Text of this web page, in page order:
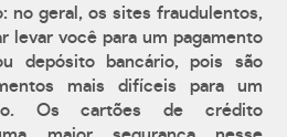
no geral, os sites fraudulentos,
levar você para um pagamento
depósito bancário, pois são
mais difíceis para um
Os cartões de crédito